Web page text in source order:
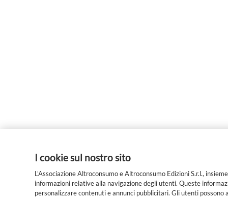
I cookie sul nostro sito
L'Associazione Altroconsumo e Altroconsumo Edizioni S.r.l.,
informazioni relative alla navigazione degli utenti. Queste
personalizzare contenuti e annunci pubblicitari. Gli utenti